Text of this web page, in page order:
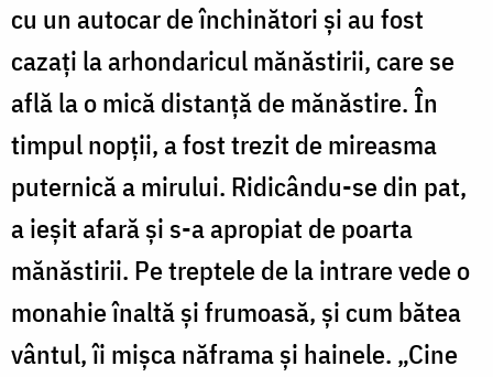
cu un autocar de închinători şi au fost
cazaţi la arhondaricul mănăstirii, care se
află la o mică distanţă de mănăstire. În
timpul nopţii, a fost trezit de mireasma
puternică a mirului. Ridicându-se din pat,
a ieşit afară şi s-a apropiat de poarta
mănăstirii. Pe treptele de la intrare vede o
monahie înaltă şi frumoasă, şi cum bătea
vântul, îi mişca năframa şi hainele. „Cine